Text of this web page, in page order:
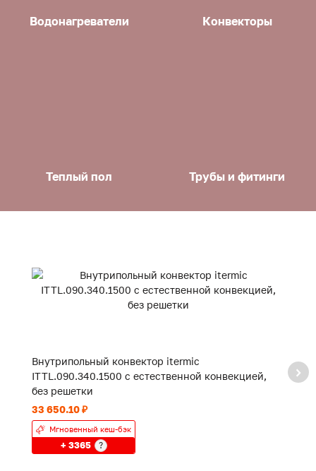
Водонагреватели Конвекторы
Теплый пол Трубы и фитинги
Внутрипольный конвектор itermic
ITTL.090.340.1500 с естественной конвекцией,
без решетки
33 650.10 ₽
Мгновенный кеш-бэк
+ 3365 ?